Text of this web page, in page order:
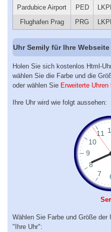
Pardubice Airport
PED
Flughafen Prag
PRG
Uhr Semily für Ihre Webseite
Holen Sie sich kostenlos Html-
wählen Sie die Farbe und die
oder wählen Sie Erweiterte
Ihre Uhr wird wie folgt aussehen:
Wählen Sie Farbe und Größe
"Ihre Uhr":